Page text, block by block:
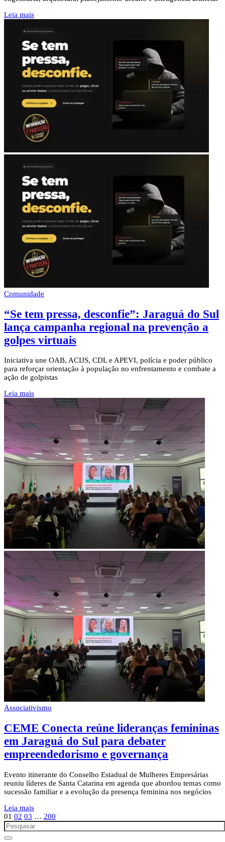
Leia mais
Comunidade
“Se tem pressa, desconfie”: Jaraguá do Sul
lança campanha regional na prevenção a
golpes virtuais
Iniciativa une OAB, ACIJS, CDL e APEVI, polícia e poder público
para reforçar orientação à população no enfrentamento e combate a
ação de golpistas
Leia mais
Associativismo
CEME Conecta reúne lideranças femininas
em Jaraguá do Sul para debater
empreendedorismo e governança
Evento itinerante do Conselho Estadual de Mulheres Empresárias
reuniu líderes de Santa Catarina em agenda que abordou temas como
sucessão familiar e a evolução da presença feminina nos negócios
Leia mais
01 02 03 … 200